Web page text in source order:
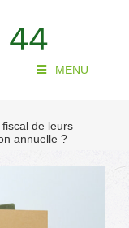
MENU
fiscal de leurs
annuelle ?